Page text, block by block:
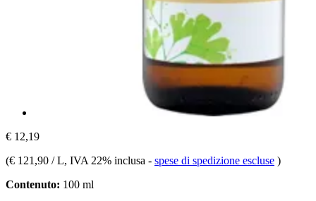
€ 12,19
(€ 121,90 / L, IVA 22% inclusa - spese di spedizione escluse )
Contenuto: 100 ml